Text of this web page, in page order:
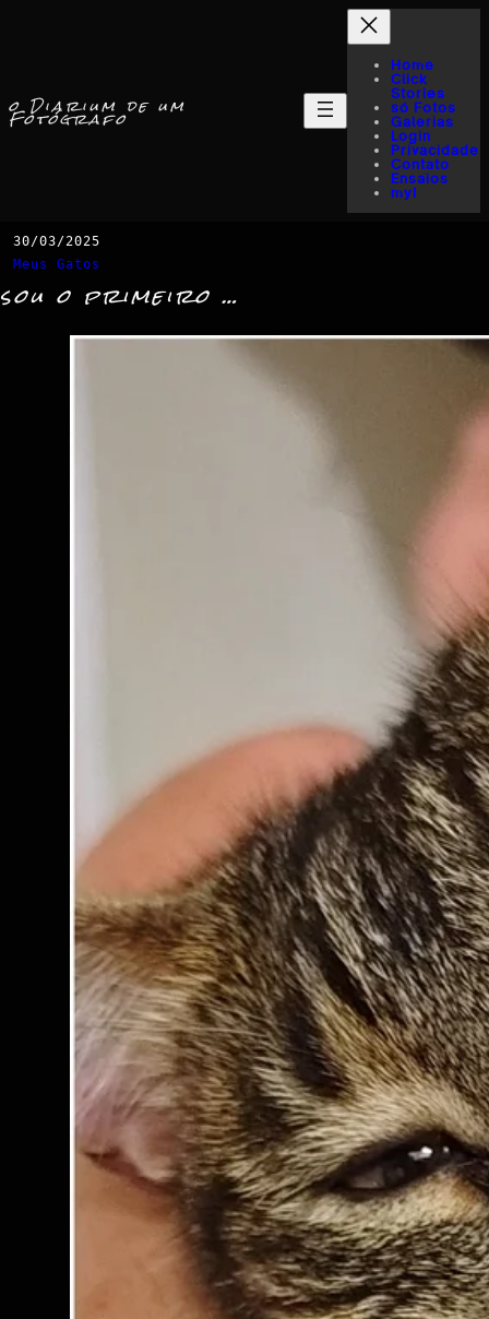
o Diarium de um
Fotógrafo
Home
Click
Stories
só Fotos
Galerias
Login
Privacidade
Contato
Ensaios
myI
30/03/2025
Meus Gatos
sou o primeiro …